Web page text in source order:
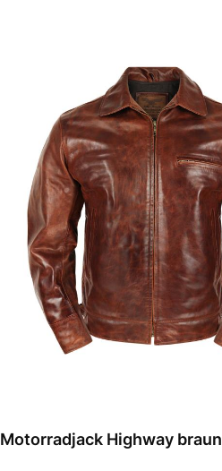
Motorradjack Highway braun